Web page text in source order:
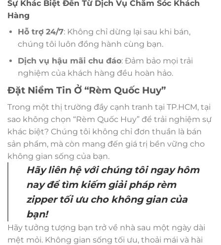
Sự Khác Biệt Đến Từ Dịch Vụ Chăm Sóc Khách
Hàng
Hỗ trợ 24/7: Không chỉ dừng lại sau khi bán,
chúng tôi luôn đồng hành cùng bạn.
Dịch vụ hậu mãi chu đáo: Đảm bảo mọi trải
nghiệm của khách hàng đều hoàn hảo.
Đặt Niềm Tin Ở “Rèm Quốc Huy”
Trong một thị trường đầy cạnh tranh tại TP.HCM, tại
sao không chọn “Rèm Quốc Huy” để trải nghiệm sự
khác biệt? Chúng tôi không chỉ đơn thuần là bán
sản phẩm, mà còn mang đến giá trị bền vững cho
không gian sống của bạn.
Hãy liên hệ với chúng tôi ngay hôm
nay để tìm kiếm giải pháp rèm
zipper tối ưu cho không gian của
bạn!
Hãy tưởng tượng bạn trở về nhà sau một ngày dài
mệt mỏi. Không gian sống tối ưu, thoải mái và hài